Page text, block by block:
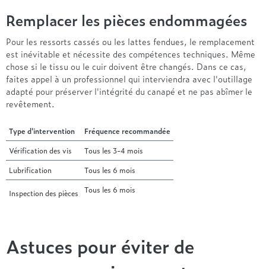
Remplacer les pièces endommagées
Pour les ressorts cassés ou les lattes fendues, le remplacement
est inévitable et nécessite des compétences techniques. Même
chose si le tissu ou le cuir doivent être changés. Dans ce cas,
faites appel à un professionnel qui interviendra avec l'outillage
adapté pour préserver l'intégrité du canapé et ne pas abîmer le
revêtement.
Type d'intervention
Fréquence recommandée
Vérification des vis
Tous les 3-4 mois
Lubrification
Tous les 6 mois
Inspection des pièces Tous les 6 mois
Astuces pour éviter de